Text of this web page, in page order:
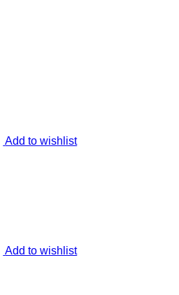
Add to wishlist
Add to wishlist